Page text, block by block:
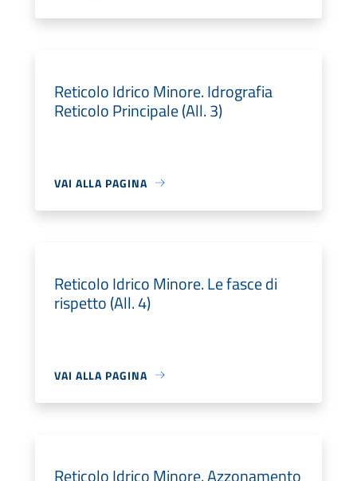
Reticolo Idrico Minore. Idrografia
Reticolo Principale (All. 3)
VAI ALLA PAGINA
Reticolo Idrico Minore. Le fasce di
rispetto (All. 4)
VAI ALLA PAGINA
Reticolo Idrico Minore. Azzonamento